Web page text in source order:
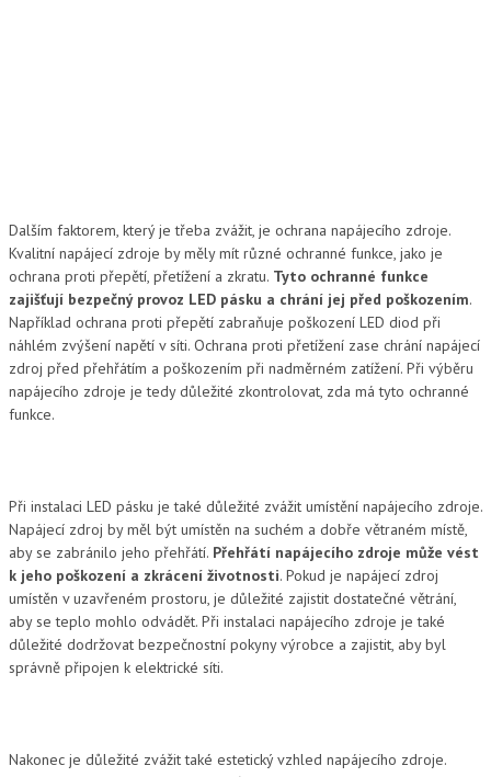
Dalším faktorem, který je třeba zvážit, je ochrana napájecího zdroje.
Kvalitní napájecí zdroje by měly mít různé ochranné funkce, jako je
ochrana proti přepětí, přetížení a zkratu. Tyto ochranné funkce
zajišťují bezpečný provoz LED pásku a chrání jej před poškozením.
Například ochrana proti přepětí zabraňuje poškození LED diod při
náhlém zvýšení napětí v síti. Ochrana proti přetížení zase chrání napájecí
zdroj před přehřátím a poškozením při nadměrném zatížení. Při výběru
napájecího zdroje je tedy důležité zkontrolovat, zda má tyto ochranné
funkce.
Při instalaci LED pásku je také důležité zvážit umístění napájecího zdroje.
Napájecí zdroj by měl být umístěn na suchém a dobře větraném místě,
aby se zabránilo jeho přehřátí. Přehřátí napájecího zdroje může vést
k jeho poškození a zkrácení životnosti. Pokud je napájecí zdroj
umístěn v uzavřeném prostoru, je důležité zajistit dostatečné větrání,
aby se teplo mohlo odvádět. Při instalaci napájecího zdroje je také
důležité dodržovat bezpečnostní pokyny výrobce a zajistit, aby byl
správně připojen k elektrické síti.
Nakonec je důležité zvážit také estetický vzhled napájecího zdroje.